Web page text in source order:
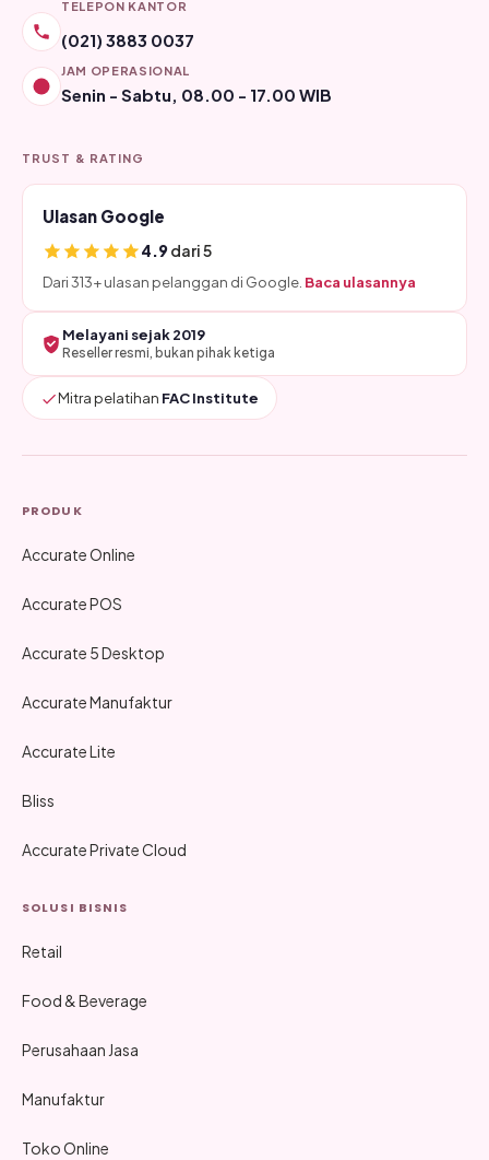
TELEPON KANTOR
(021) 3883 0037
JAM OPERASIONAL
Senin - Sabtu, 08.00 - 17.00 WIB
TRUST & RATING
Ulasan Google
4.9dari 5
Dari 313+ ulasan pelanggan di Google. Baca ulasannya
Melayani sejak 2019
Reseller resmi, bukan pihak ketiga
Mitra pelatihan FAC Institute
PRODUK
Accurate Online
Accurate POS
Accurate 5 Desktop
Accurate Manufaktur
Accurate Lite
Bliss
Accurate Private Cloud
SOLUSI BISNIS
Retail
Food & Beverage
Perusahaan Jasa
Manufaktur
Toko Online